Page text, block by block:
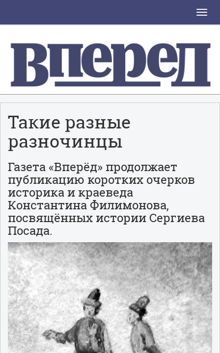
Toggle
Такие разные
разночинцы
Газета «Вперёд» продолжает
публикацию коротких очерков
историка и краеведа
Константина Филимонова,
посвящённых истории Сергиева
Посада.